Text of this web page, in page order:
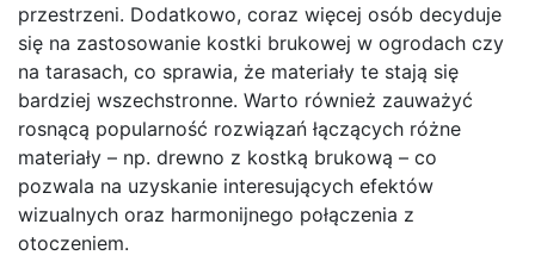
przestrzeni. Dodatkowo, coraz więcej osób decyduje
się na zastosowanie kostki brukowej w ogrodach czy
na tarasach, co sprawia, że materiały te stają się
bardziej wszechstronne. Warto również zauważyć
rosnącą popularność rozwiązań łączących różne
materiały – np. drewno z kostką brukową – co
pozwala na uzyskanie interesujących efektów
wizualnych oraz harmonijnego połączenia z
otoczeniem.